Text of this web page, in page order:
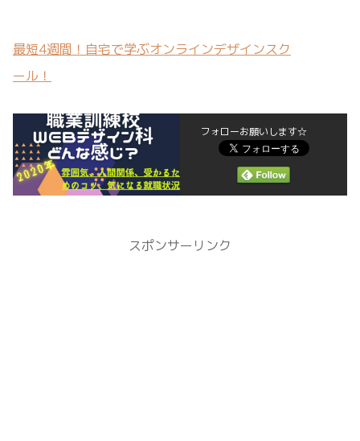
最短4週間！自宅で学ぶオンラインデザインスク
ール！
フォローお願いします☆
スポンサーリンク